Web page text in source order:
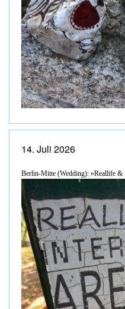
14. Juli 2026
Berlin-Mitte (Wedding): »Reallife &